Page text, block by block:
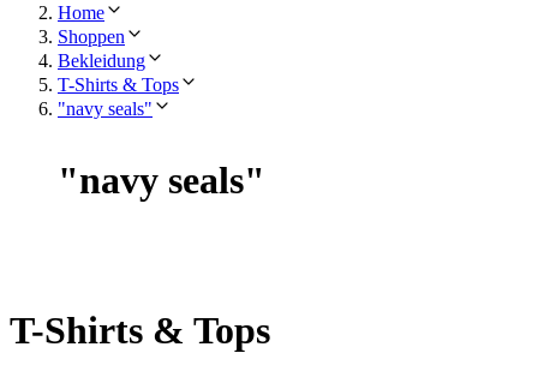
Home
Shoppen
Bekleidung
T-Shirts & Tops
"navy seals"
"navy seals"
T-Shirts & Tops